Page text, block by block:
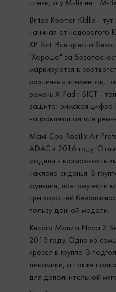
плечи, а у M-fix нет. M-
Britax Roemer Kidfix -
начиная от недорогого
XP Sict. Все кресла
"Хорошо" за
маркируются в
различных элементов,
ремень X-Pad ; SICT -
защита; римская цифра
направляющая для
Maxi-Cosi Rodifix Air
ADAC в 2016 году.
модели - возможность
наклона сиденья. В
функция, поэтому если
при хорошей
пользу данной модели.
Recaro Monza Nova 2
2013 году. Одно из
кресел в группе. В
динамики, а также
для дополнительной